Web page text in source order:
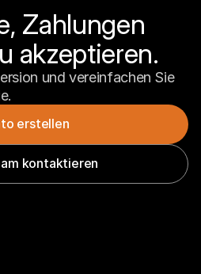
Zahlungen
akzeptieren.
und vereinfachen Sie
erstellen
kontaktieren